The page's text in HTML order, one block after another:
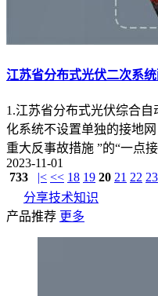
江苏省分布式光伏二次系
1.江苏省分布式光伏综合
化系统不设置单独的接地
重大反事故措施 ”的“一点
2023-11-01
733
|< << 18 19 20 21 22 23
分享技术知识
产品推荐 更多